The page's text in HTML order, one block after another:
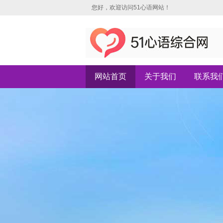
您好，欢迎访问51心语网站！
网站首页 关于我们 联系我